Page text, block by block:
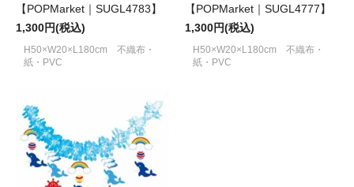
【POPMarket｜SUGL4783】
1,300円(税込)
H50×W20×L180cm 不織布・
紙・PVC
【POPMarket｜SUGL4777】
1,300円(税込)
H50×W20×L180cm 不織布・
紙・PVC